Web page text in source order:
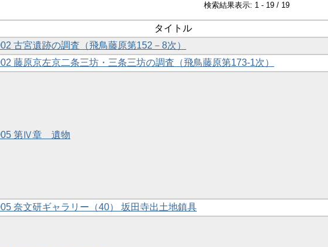
検索結果表示: 1 - 19 / 19
タイトル
古宮遺跡の調査（飛鳥藤原第152－8次）
藤原京左京二条三坊・三条三坊の調査（飛鳥藤原第173-1次）
第Ⅳ章 遺物
奈文研ギャラリー（40） 坂田寺出土地鎮具